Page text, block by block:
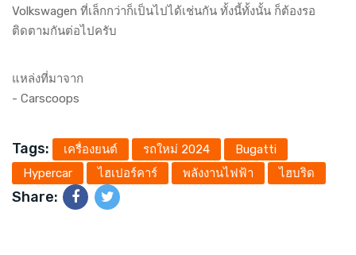
Volkswagen ที่เล็กกว่าก็เป็นไปได้เช่นกัน ทั้งนี้ทั้งนั้น ก็ต้องรอ
ติดตามกันต่อไปครับ
แหล่งที่มาจาก
- Carscoops
Tags: เครื่องยนต์ รถใหม่ 2024
Bugatti
Hypercar
ไฮเปอร์คาร์ พลังงานไฟฟ้า ไฮบริด
Share: